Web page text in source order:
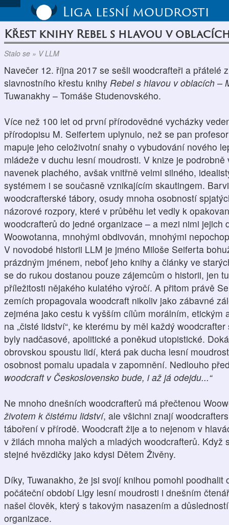
Liga lesní moudrosti
Křest knihy Rebel s hlavou v
Stalo se » V LLM
Navečer 12. října 2017 se sešli woodcrafteři a přátelé
slavnostního křestu knihy Rebel s hlavou v oblacích –
Tuwanakhy – Tomáše Studenovského.
Více než 100 let od první přírodovědné vycházky
přírodopisu M. Seifertem uplynulo, než se pan
mapuje jeho celoživotní snahy o vybudování nového
mládeže v duchu lesní moudrosti. V knize je
navenek plachého, avšak vnitřně velmi silného,
systémem i se současně vznikajícím skautingem.
woodcrafterské tábory, osudy mnoha osobností
názorové rozpory, které v průběhu let vedly k
woodcrafterů do jedné organizace – a mezi nimi jejich
Woowotanna, mnohými obdivován, mnohými
V novodobé historii LLM je jméno Miloše Seiferta
prázdným jménem, neboť jeho knihy a články ve
se do rukou dostanou pouze zájemcům o historii, jen
příležitosti nějakého kulatého výročí. A přitom právě
zemích propagovala woodcraft nikoliv jako zábavné
zejména jako cestu k vyšším cílům morálním, etickým
na „čisté lidství“, ke kterému by měl každý
byly nadčasové, apolitické a poněkud utopistické.
obrovskou spoustu lidí, která pak ducha lesní
osobnost pomalu upadala v zapomnění. Nedlouho
woodcraft v Československo bude, i až já odejdu...“
Ne mnoho dnešních woodcrafterů má přečtenou
životem k čistému lidství, ale všichni znají
táboření v přírodě. Woodcraft žije a to nejenom v
v žilách mnoha malých a mladých woodcrafterů.
stejné hvězdičky jako kdysi Dětem Živěny.
Díky, Tuwanakho, že jsi svojí knihou pomohl poodhalit
počáteční období Ligy lesní moudrosti i dnešním
našel člověk, který s takovým nasazením a
organizace.